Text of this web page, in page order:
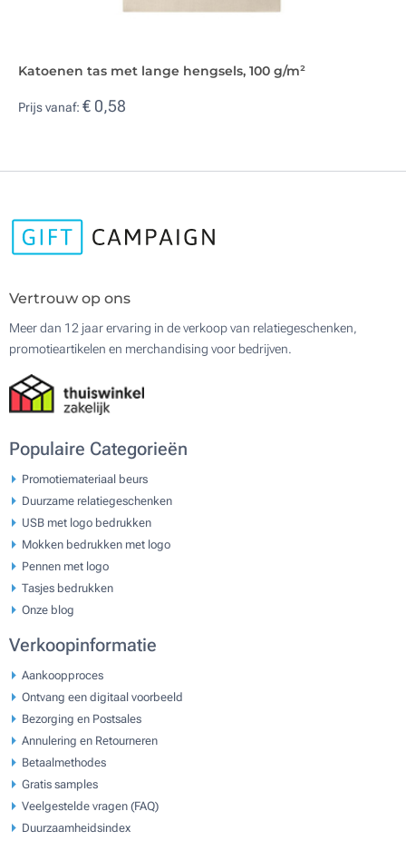
Katoenen tas met lange hengsels, 100 g/m²
Prijs vanaf: € 0,58
Vertrouw op ons
Meer dan 12 jaar ervaring in de verkoop van relatiegeschenken,
promotieartikelen en merchandising voor bedrijven.
Populaire Categorieën
Promotiemateriaal beurs
Duurzame relatiegeschenken
USB met logo bedrukken
Mokken bedrukken met logo
Pennen met logo
Tasjes bedrukken
Onze blog
Verkoopinformatie
Aankoopproces
Ontvang een digitaal voorbeeld
Bezorging en Postsales
Annulering en Retourneren
Betaalmethodes
Gratis samples
Veelgestelde vragen (FAQ)
Duurzaamheidsindex